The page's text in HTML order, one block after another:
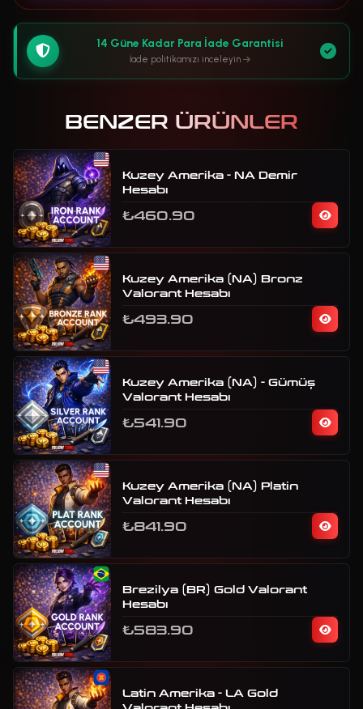
14 Güne Kadar Para İade Garantisi
İade politikamızı inceleyin
BENZER ÜRÜNLER
Kuzey Amerika - NA Demir
Hesabı
₺460.90
Kuzey Amerika (NA) Bronz
Valorant Hesabı
₺493.90
Kuzey Amerika (NA) - Gümüş
Valorant Hesabı
₺541.90
Kuzey Amerika (NA) Platin
Valorant Hesabı
₺841.90
Brezilya (BR) Gold Valorant
Hesabı
₺583.90
Latin Amerika - LA Gold